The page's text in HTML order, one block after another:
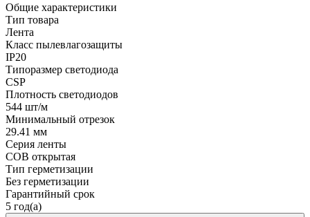
Общие характеристики
Тип товара
Лента
Класс пылевлагозащиты
IP20
Типоразмер светодиода
CSP
Плотность светодиодов
544 шт/м
Минимальный отрезок
29.41 мм
Серия ленты
COB открытая
Тип герметизации
Без герметизации
Гарантийный срок
5 год(а)